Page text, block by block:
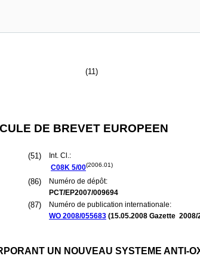
(11)
DE BREVET EUROPEEN
(51)
Int. Cl.:
C08K 5/00(2006.01)
(86)
Numéro de dépôt:
PCT/EP2007/009694
(87)
Numéro de publication internationale:
WO 2008/055683 (15.05.2008 Gazette 2008/
UN NOUVEAU SYSTEME ANTI-